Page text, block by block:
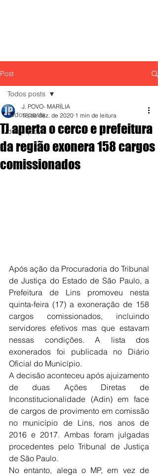
Post
Todos posts
destaque,
Todos posts
TJ aperta o cerco e prefeitura
da região exonera 158 cargos
comissionados
J. POVO- MARÍLIA
18 de dez. de 2020 1 min de leitura
Após ação da Procuradoria do Tribunal
de Justiça do Estado de São Paulo, a
Prefeitura de Lins promoveu nesta
quinta-feira (17) a exoneração de 158
cargos comissionados, incluindo
servidores efetivos mas que estavam
nessas condições. A lista dos
exonerados foi publicada no Diário
Oficial do Município.
A decisão aconteceu após ajuizamento
de duas Ações Diretas de
Inconstitucionalidade (Adin) em face
de cargos de provimento em comissão
no município de Lins, nos anos de
2016 e 2017. Ambas foram julgadas
procedentes pelo Tribunal de Justiça
de São Paulo.
No entanto, alega o MP, em vez de